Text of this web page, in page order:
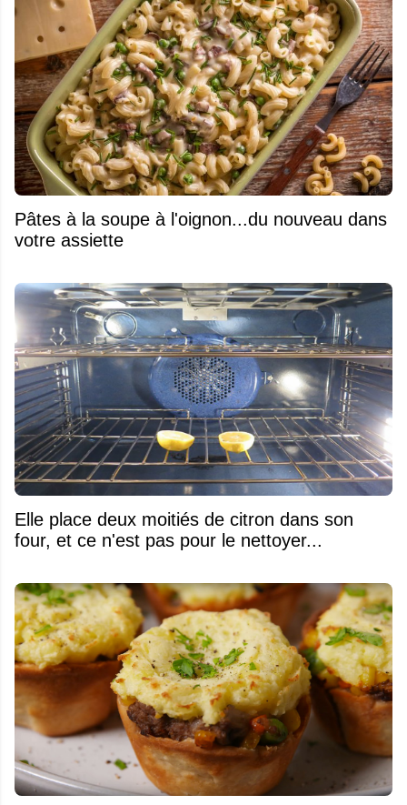
Pâtes à la soupe à l'oignon...du nouveau dans
votre assiette
Elle place deux moitiés de citron dans son
four, et ce n'est pas pour le nettoyer...